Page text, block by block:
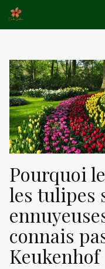
Aller
au
Pourquoi
les tulipes
connais
Keukenhof